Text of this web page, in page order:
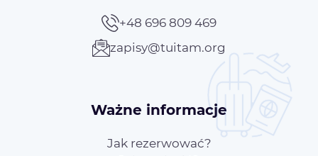
+48 696 809 469
zapisy@tuitam.org
Ważne informacje
Jak rezerwować?